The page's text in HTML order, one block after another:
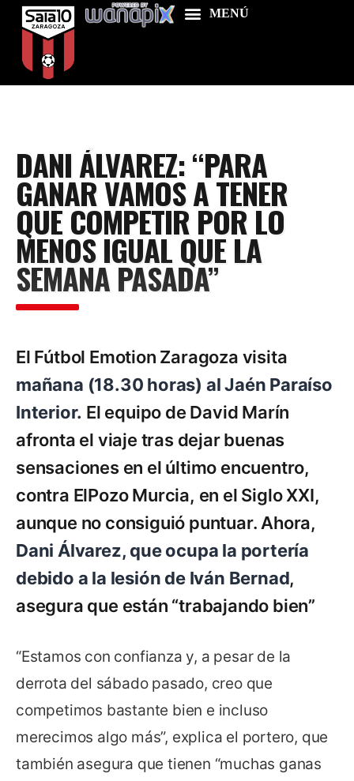
Food & Drink
Features
News
Contacts
DANI ÁLVAREZ: “PARA
GANAR VAMOS A TENER
QUE COMPETIR POR LO
MENOS IGUAL QUE LA
SEMANA PASADA”
El Fútbol Emotion Zaragoza visita
mañana (18.30 horas) al Jaén Paraíso
Interior. El equipo de David Marín
afronta el viaje tras dejar buenas
sensaciones en el último encuentro,
contra ElPozo Murcia, en el Siglo XXI,
aunque no consiguió puntuar. Ahora,
Dani Álvarez, que ocupa la portería
debido a la lesión de Iván Bernad,
asegura que están “trabajando bien”
“Estamos con confianza y, a pesar de la
derrota del sábado pasado, creo que
competimos bastante bien e incluso
merecimos algo más”, explica el portero, que
también asegura que tienen “muchas ganas